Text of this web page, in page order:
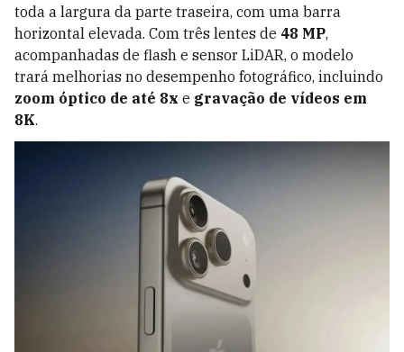
toda a largura da parte traseira, com uma barra
horizontal elevada. Com três lentes de 48 MP,
acompanhadas de flash e sensor LiDAR, o modelo
trará melhorias no desempenho fotográfico, incluindo
zoom óptico de até 8x e gravação de vídeos em
8K.